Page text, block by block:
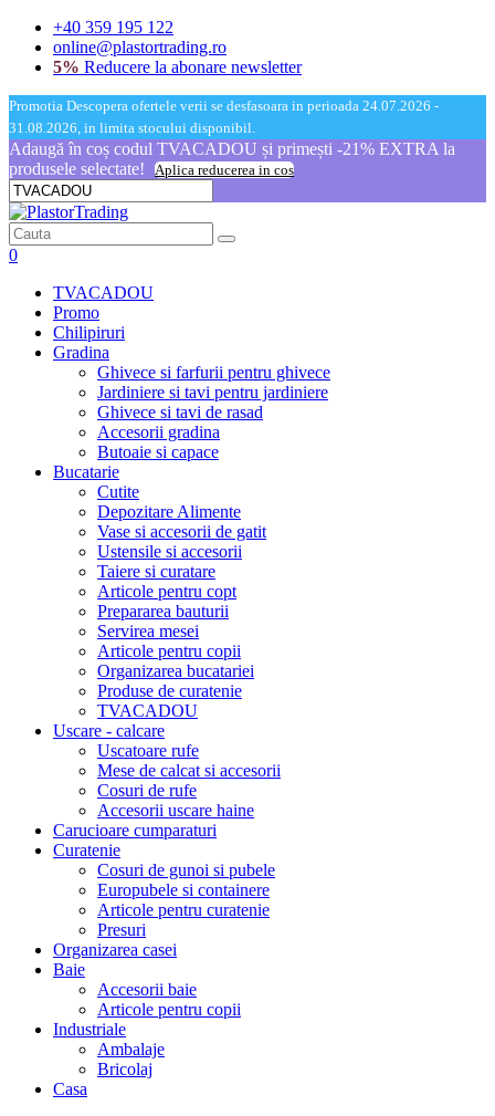
+40 359 195 122
online@plastortrading.ro
5% Reducere la abonare newsletter
Promotia Descopera ofertele verii se desfasoara in perioada 24.07.2026 -
31.08.2026, in limita stocului disponibil.
Adaugă în coș codul TVACADOU și primești -21% EXTRA la
produsele selectate!
Aplica reducerea in cos
0
TVACADOU
Promo
Chilipiruri
Gradina
Ghivece si farfurii pentru ghivece
Jardiniere si tavi pentru jardiniere
Ghivece si tavi de rasad
Accesorii gradina
Butoaie si capace
Bucatarie
Cutite
Depozitare Alimente
Vase si accesorii de gatit
Ustensile si accesorii
Taiere si curatare
Articole pentru copt
Prepararea bauturii
Servirea mesei
Articole pentru copii
Organizarea bucatariei
Produse de curatenie
TVACADOU
Uscare - calcare
Uscatoare rufe
Mese de calcat si accesorii
Cosuri de rufe
Accesorii uscare haine
Carucioare cumparaturi
Curatenie
Cosuri de gunoi si pubele
Europubele si containere
Articole pentru curatenie
Presuri
Organizarea casei
Baie
Accesorii baie
Articole pentru copii
Industriale
Ambalaje
Bricolaj
Casa